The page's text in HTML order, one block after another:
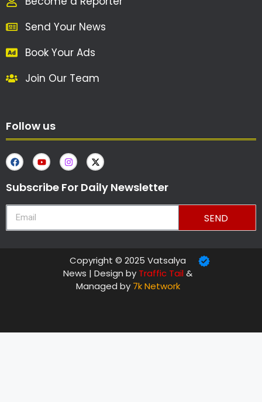
Send Your News
Book Your Ads
Join Our Team
Follow us
Subscribe For Daily Newsletter
SEND
Copyright © 2025 Vatsalya
News | Design by Traffic Tail&
Managed by 7k Network